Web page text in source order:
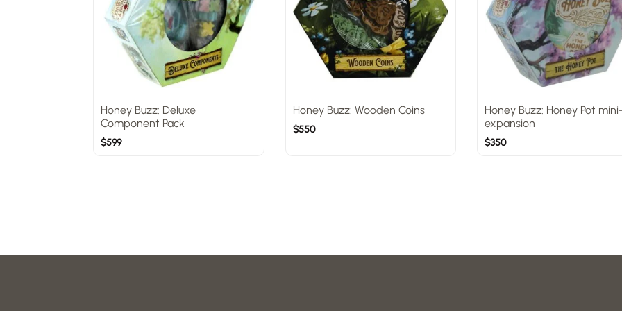
Honey Buzz: Deluxe
Component Pack
$599
Honey Buzz: Wooden Coins
$550
Honey Buzz: Honey Pot
expansion
$350